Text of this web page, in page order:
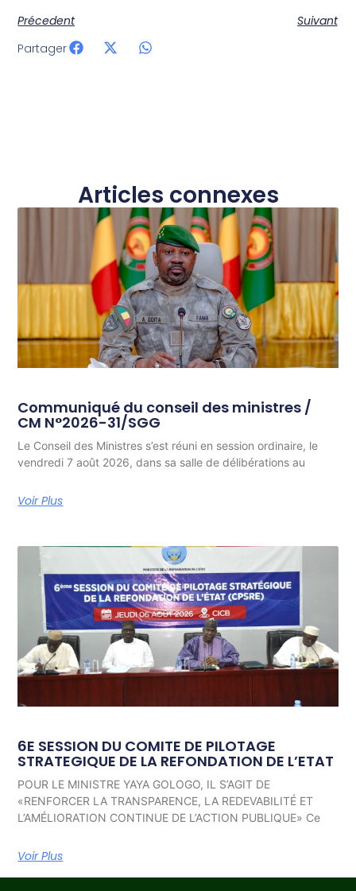
Précedent
Suivant
Partager
Articles connexes
Communiqué du conseil des ministres /
CM N°2026-31/SGG
Le Conseil des Ministres s’est réuni en session ordinaire, le
vendredi 7 août 2026, dans sa salle de délibérations au
Voir Plus
6E SESSION DU COMITE DE PILOTAGE
STRATEGIQUE DE LA REFONDATION DE L’ETAT
POUR LE MINISTRE YAYA GOLOGO, IL S’AGIT DE
«RENFORCER LA TRANSPARENCE, LA REDEVABILITÉ ET
L’AMÉLIORATION CONTINUE DE L’ACTION PUBLIQUE» Ce
Voir Plus